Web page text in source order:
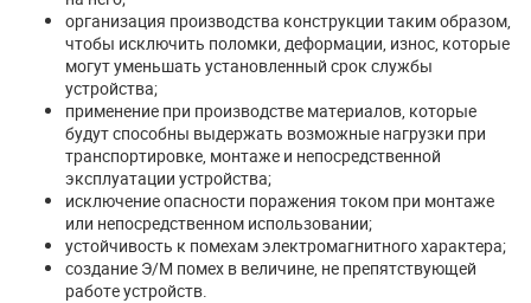
организация производства конструкции таким образом,
чтобы исключить поломки, деформации, износ, которые
могут уменьшать установленный срок службы
устройства;
применение при производстве материалов, которые
будут способны выдержать возможные нагрузки при
транспортировке, монтаже и непосредственной
эксплуатации устройства;
исключение опасности поражения током при монтаже
или непосредственном использовании;
устойчивость к помехам электромагнитного характера;
создание Э/М помех в величине, не препятствующей
работе устройств.